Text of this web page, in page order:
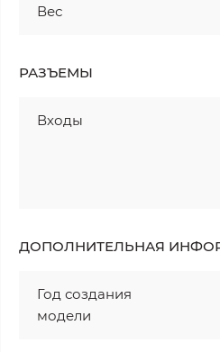
Вес
РАЗЪЕМЫ
Входы
ДОПОЛНИТЕЛЬНАЯ
Год создания
модели